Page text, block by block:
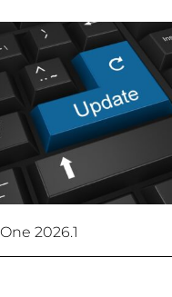
2026.1